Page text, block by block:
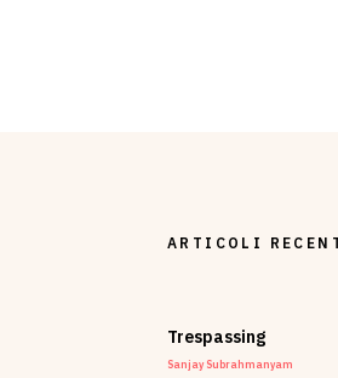
ARTICOLI
Trespassing
Sanjay Subrahmanyam